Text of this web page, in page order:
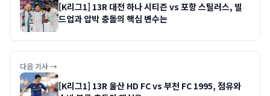
[K리그1] 13R 대전 하나 시티즌 vs 포항 스틸러스, 빌
드업과 압박 충돌의 핵심 변수는
다음 기사 →
[K리그1] 13R 울산 HD FC vs 부천 FC 1995, 점유와